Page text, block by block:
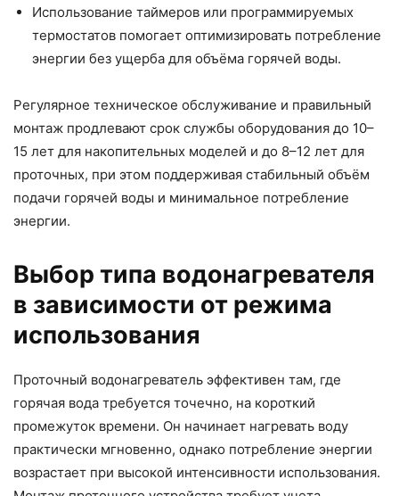
Использование таймеров или программируемых
термостатов помогает оптимизировать потребление
энергии без ущерба для объёма горячей воды.
Регулярное техническое обслуживание и правильный
монтаж продлевают срок службы оборудования до 10–
15 лет для накопительных моделей и до 8–12 лет для
проточных, при этом поддерживая стабильный объём
подачи горячей воды и минимальное потребление
энергии.
Выбор типа водонагревателя
в зависимости от режима
использования
Проточный водонагреватель эффективен там, где
горячая вода требуется точечно, на короткий
промежуток времени. Он начинает нагревать воду
практически мгновенно, однако потребление энергии
возрастает при высокой интенсивности использования.